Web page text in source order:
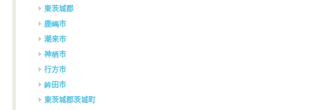
東茨城郡
鹿嶋市
潮来市
神栖市
行方市
鉾田市
東茨城郡茨城町